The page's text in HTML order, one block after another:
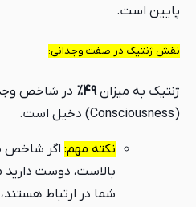
پایین است.
نقش ژنتیک در صفت وجدانی:
ژنتیک به میزان49%
در شاخص
(Consciousness) دخیل است.
نکته مهم: اگر شاخص
بالاست، دوست دارید
شما در ارتباط